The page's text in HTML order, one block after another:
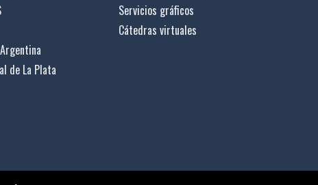
de La Plata
Servicios gráficos
Cátedras virtuales